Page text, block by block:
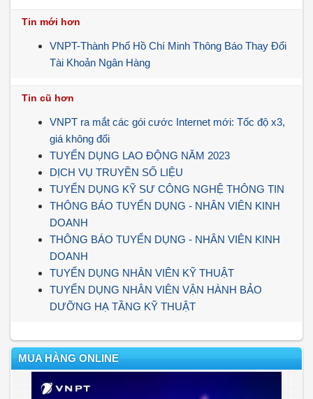
Tin mới hơn
VNPT-Thành Phố Hồ Chí Minh Thông Báo Thay Đổi
Tài Khoản Ngân Hàng
Tin cũ hơn
VNPT ra mắt các gói cước Internet mới: Tốc độ x3,
giá không đổi
TUYỂN DỤNG LAO ĐỘNG NĂM 2023
DỊCH VỤ TRUYỀN SỐ LIỆU
TUYỂN DỤNG KỸ SƯ CÔNG NGHỆ THÔNG TIN
THÔNG BÁO TUYỂN DỤNG - NHÂN VIÊN KINH
DOANH
THÔNG BÁO TUYỂN DỤNG - NHÂN VIÊN KINH
DOANH
TUYỂN DỤNG NHÂN VIÊN KỸ THUẬT
TUYỂN DỤNG NHÂN VIÊN VẬN HÀNH BẢO
DƯỠNG HẠ TẦNG KỸ THUẬT
MUA HÀNG ONLINE